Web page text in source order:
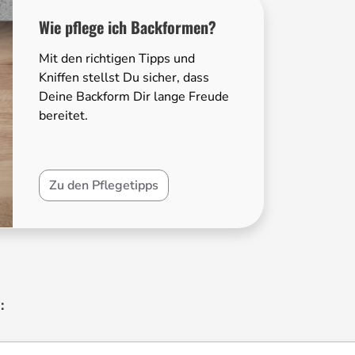
Design, das sowohl
Mit der diamantverstärkten
Lösen Deiner Backkreationen –
auch unnötigen Fettverbrauch.
Schnellverschluss-Mechanismus.
verhindert auch, dass Teig oder
Nachhaltigkeit: Die Produkte sind
sie besonders unbedenklich für Dich
Wie pflege ich Backformen?
Mit den richtigen Tipps und
Kniffen stellst Du sicher, dass
Deine Backform Dir lange Freude
bereitet.
Zu den Pflegetipps